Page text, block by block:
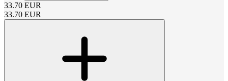
33.70 EUR
33.70 EUR